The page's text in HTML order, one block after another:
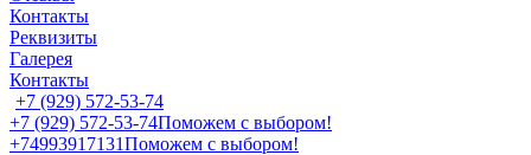
Контакты
Реквизиты
Галерея
Контакты
+7 (929) 572-53-74
+7 (929) 572-53-74Поможем с выбором!
+74993917131Поможем с выбором!